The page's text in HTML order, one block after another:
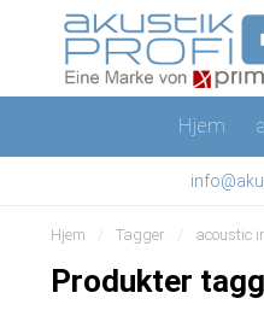
Hjem
Hjem Tagger acoustic
Produkter